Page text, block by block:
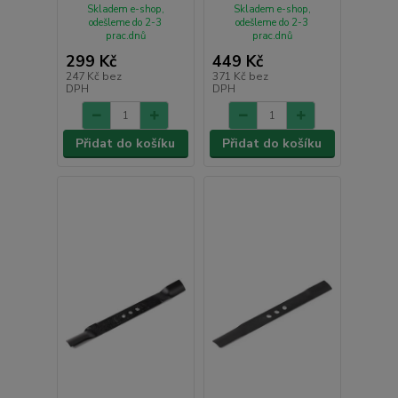
299 Kč
247 Kč bez
DPH
Skladem e-shop,
odešleme do 2-3
prac.dnů
Přidat do košíku
449 Kč
371 Kč bez
DPH
Skladem e-shop,
odešleme do 2-3
prac.dnů
Přidat do košíku